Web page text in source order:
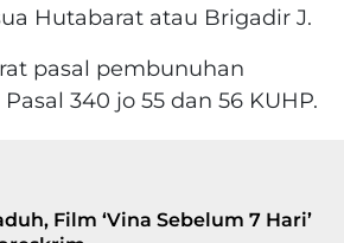
Hutabarat atau Brigadir J.
pasal pembunuhan
340 jo 55 dan 56 KUHP.
Film ‘Vina Sebelum 7 Hari’